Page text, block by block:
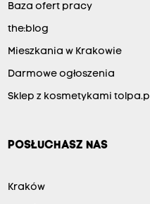
Baza ofert pracy
the:blog
Mieszkania w Krakowie
Darmowe ogłoszenia
Sklep z kosmetykami tolpa.pl
POSŁUCHASZ NAS
Kraków